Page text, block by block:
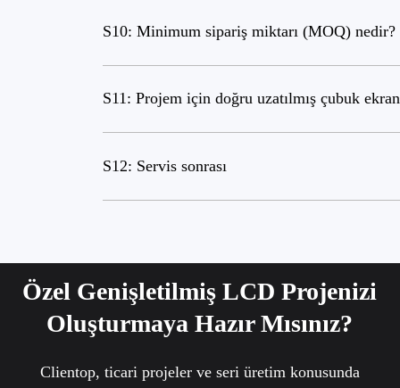
S10: Minimum sipariş miktarı (MOQ) nedir?
S11: Projem için doğru uzatılmış çubuk
S12: Servis sonrası
Özel Genişletilmiş LCD Projenizi
Oluşturmaya Hazır Mısınız?
Clientop, ticari projeler ve seri üretim konusunda